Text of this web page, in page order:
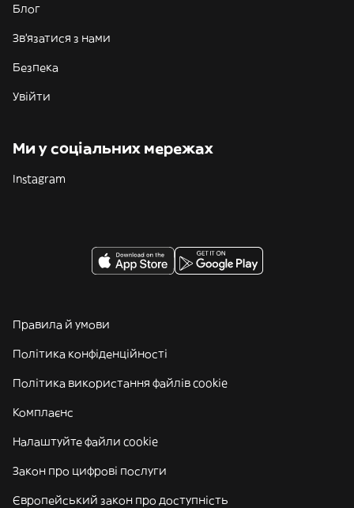
Блог
Зв'язатися з нами
Безпека
Увійти
Ми у соціальних мережах
Instagram
Правила й умови
Політика конфіденційності
Політика використання файлів cookie
Комплаєнс
Налаштуйте файли cookie
Закон про цифрові послуги
Європейський закон про доступність